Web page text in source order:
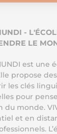
-
LE
est une
propose
les clés
pour
du monde.
et en